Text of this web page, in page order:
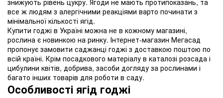
знижують рівень цукру. Ягоди не мають протипоказань, та
все ж людям з алергічними реакціями варто починати з
мінімальної кількості ягід.
Купити годжі в Україні можна не в кожному магазині,
рослина є новинкою на ринку. Інтернет-магазин Мегасад
пропонує замовити саджанці годжі з доставкою поштою по
всій країні. Крім посадкового матеріалу в каталозі розсада і
цибулини квітів, добрива, засоби догляду за рослинами і
багато інших товарів для роботи в саду.
Особливості ягід годжі